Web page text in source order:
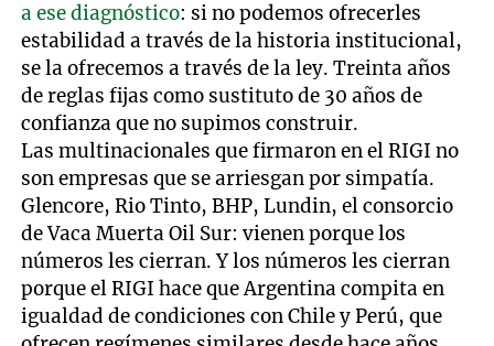
a ese diagnóstico: si no podemos ofrecerles
estabilidad a través de la historia institucional,
se la ofrecemos a través de la ley. Treinta años
de reglas fijas como sustituto de 30 años de
confianza que no supimos construir.
Las multinacionales que firmaron en el RIGI no
son empresas que se arriesgan por simpatía.
Glencore, Rio Tinto, BHP, Lundin, el consorcio
de Vaca Muerta Oil Sur: vienen porque los
números les cierran. Y los números les cierran
porque el RIGI hace que Argentina compita en
igualdad de condiciones con Chile y Perú, que